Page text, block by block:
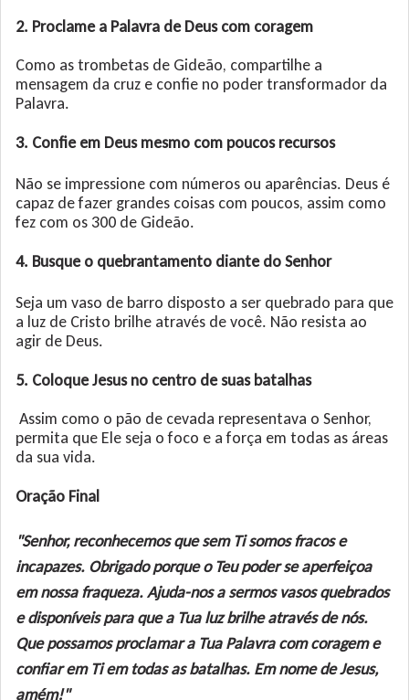
2. Proclame a Palavra de Deus com coragem
Como as trombetas de Gideão, compartilhe a
mensagem da cruz e confie no poder transformador da
Palavra.
3. Confie em Deus mesmo com poucos recursos
Não se impressione com números ou aparências. Deus é
capaz de fazer grandes coisas com poucos, assim como
fez com os 300 de Gideão.
4. Busque o quebrantamento diante do Senhor
Seja um vaso de barro disposto a ser quebrado para que
a luz de Cristo brilhe através de você. Não resista ao
agir de Deus.
5. Coloque Jesus no centro de suas batalhas
Assim como o pão de cevada representava o Senhor,
permita que Ele seja o foco e a força em todas as áreas
da sua vida.
Oração Final
"Senhor, reconhecemos que sem Ti somos fracos e
incapazes. Obrigado porque o Teu poder se aperfeiçoa
em nossa fraqueza. Ajuda-nos a sermos vasos quebrados
e disponíveis para que a Tua luz brilhe através de nós.
Que possamos proclamar a Tua Palavra com coragem e
confiar em Ti em todas as batalhas. Em nome de Jesus,
amém!"